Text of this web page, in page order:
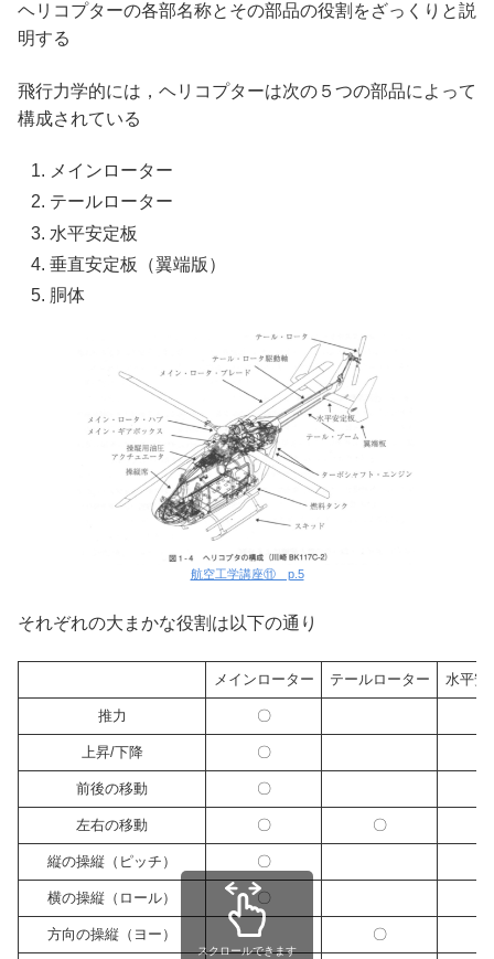
ヘリコプターの各部名称とその部品の役割をざっくりと説
明する
飛行力学的には，ヘリコプターは次の５つの部品によって
構成されている
メインローター
テールローター
水平安定板
垂直安定板（翼端版）
胴体
航空工学講座⑪ p.5
それぞれの大まかな役割は以下の通り
メインローター テールローター 水平安
推力 〇
上昇/下降 〇
前後の移動 〇
左右の移動 〇 〇
縦の操縦（ピッチ） 〇
横の操縦（ロール） 〇
方向の操縦（ヨー） 〇
スクロールできます